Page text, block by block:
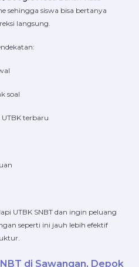
sehingga siswa bisa bertanya
langsung.
soal
terbaru
UTBK SNBT dan ingin peluang
seperti ini jauh lebih efektif
di Sawangan, Depok